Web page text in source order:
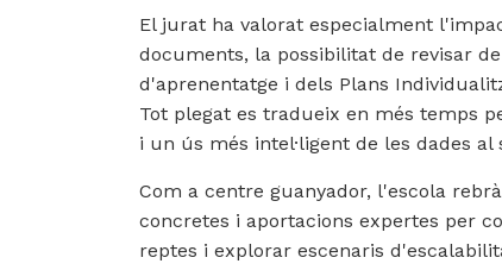
El jurat ha valorat especialment
documents, la possibilitat de revisar
d'aprenentatge i dels Plans
Tot plegat es tradueix en més temps
i un ús més intel·ligent de les dades
Com a centre guanyador, l'escola
concretes i aportacions expertes per
reptes i explorar escenaris